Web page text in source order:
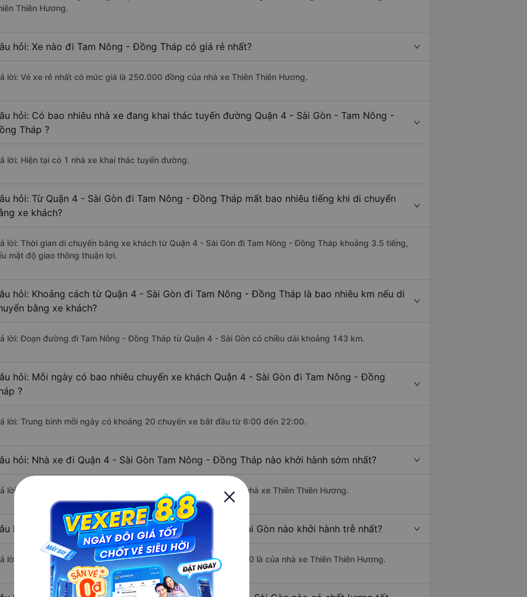
Thiên Hương.
hỏi: Xe nào đi Tam Nông - Đồng Tháp có giá rẻ nhất?
lời: Vé xe rẻ nhất có mức giá là 250.000 đồng của nhà xe Thiên Thiên Hương.
hỏi: Có bao nhiêu nhà xe đang khai thác tuyến đường Quận 4 - Sài Gòn - Tam Nông -
Tháp ?
lời: Hiện tại có 1 nhà xe khai thác tuyến đường.
hỏi: Từ Quận 4 - Sài Gòn đi Tam Nông - Đồng Tháp mất bao nhiêu tiếng khi di chuyển
xe khách?
lời: Thời gian di chuyển bằng xe khách từ Quận 4 - Sài Gòn đi Tam Nông - Đồng Tháp khoảng 3.5 tiếng,
mật độ giao thông thuận lợi.
hỏi: Khoảng cách từ Quận 4 - Sài Gòn đi Tam Nông - Đồng Tháp là bao nhiêu km nếu di
bằng xe khách?
lời: Đoạn đường đi Tam Nông - Đồng Tháp từ Quận 4 - Sài Gòn có chiều dài khoảng 143 km.
hỏi: Mỗi ngày có bao nhiêu chuyến xe khách Quận 4 - Sài Gòn đi Tam Nông - Đồng
?
lời: Trung bình mỗi ngày có khoảng 20 chuyến xe bắt đầu từ 6:00 đến 22:00.
hỏi: Nhà xe đi Quận 4 - Sài Gòn Tam Nông - Đồng Tháp nào khởi hành sớm nhất?
lời: Chuyến xe có giờ xuất phát sớm nhất vào lúc 6:00 là của nhà xe Thiên Thiên Hương.
hỏi: Nhà xe đi Tam Nông - Đồng Tháp từ Quận 4 - Sài Gòn nào khởi hành trễ nhất?
lời: Chuyến xe có giờ xuất phát trễ (muộn) nhất là vào lúc 22:00 là của nhà xe Thiên Thiên Hương.